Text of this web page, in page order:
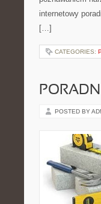
internetowy
[…]
CATEGORIES:
POSTED BY